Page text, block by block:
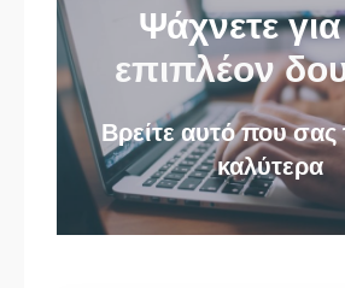
Ψάχνετε
επιπλέον
Βρείτε αυτό που σας
καλύτερα